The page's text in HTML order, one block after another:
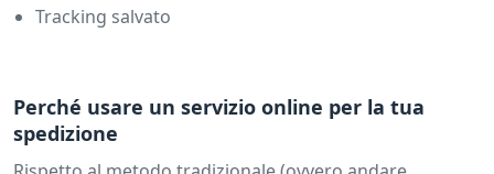
Tracking salvato
Perché usare un servizio online per la tua
spedizione